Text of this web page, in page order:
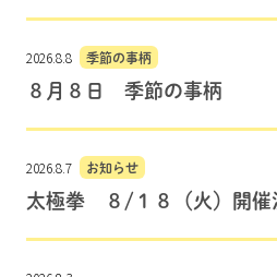
2026.8.8 季節の事柄
８月８日 季節の事柄
2026.8.7 お知らせ
太極拳 ８/１８（火）開催